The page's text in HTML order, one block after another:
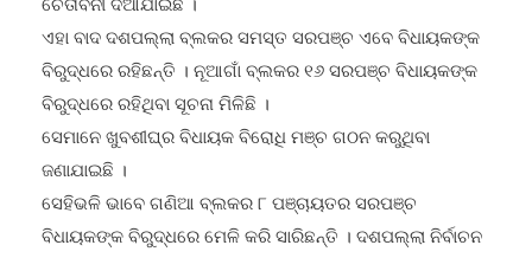
ଏହା ବାଦ ଦଶପଲ୍ଲା ବ୍ଲକର ସମସ୍ତ ସରପଞ୍ଚ ଏବେ ବିଧାୟକଙ୍କ
ବିରୁଦ୍ଧରେ ରହିଛନ୍ତି । ନୂଆଗାଁ ବ୍ଲକର ୧୬ ସରପଞ୍ଚ ବିଧାୟକଙ୍କ
ବିରୁଦ୍ଧରେ ରହିଥିବା ସୂଚନା ମିଳିଛି ।
ସେମାନେ ଖୁବଶୀଘ୍ର ବିଧାୟକ ବିରୋଧି ମଞ୍ଚ ଗଠନ କରୁଥିବା
ଜଣାଯାଇଛି ।
ସେହିଭଳି ଭାବେ ଗଣିଆ ବ୍ଲକର ୮ ପଞ୍ଚାୟତର ସରପଞ୍ଚ
ବିଧାୟକଙ୍କ ବିରୁଦ୍ଧରେ ମେଳି କରି ସାରିଛନ୍ତି । ଦଶପଲ୍ଲା ନିର୍ବାଚନ
ମଣ୍ଡଳୀର ୫୦ ପଞ୍ଚାୟତ ମଧ୍ୟରୁ ୪୨ ପଞ୍ଚାୟତ ବିଧାୟକଙ୍କ